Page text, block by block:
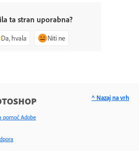
ta stran uporabna?
Da, hvala Niti ne
pomoč Adobe
^ Nazaj na vrh